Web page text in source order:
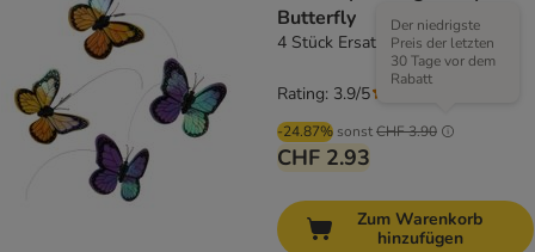
Butterfly
4 Stück Ersatz-Schmetterlinge
-24.87% sonstCHF 3.90
Der niedrigste
Preis der letzten
30 Tage vor dem
Rabatt
CHF 2.93
Rating: 3.9/5
Zum Warenkorb
hinzufügen